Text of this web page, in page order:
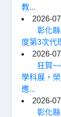
教...
2026-
彰化
度第3次代
2026-
狂賀
學科展，
應...
2026-
彰化